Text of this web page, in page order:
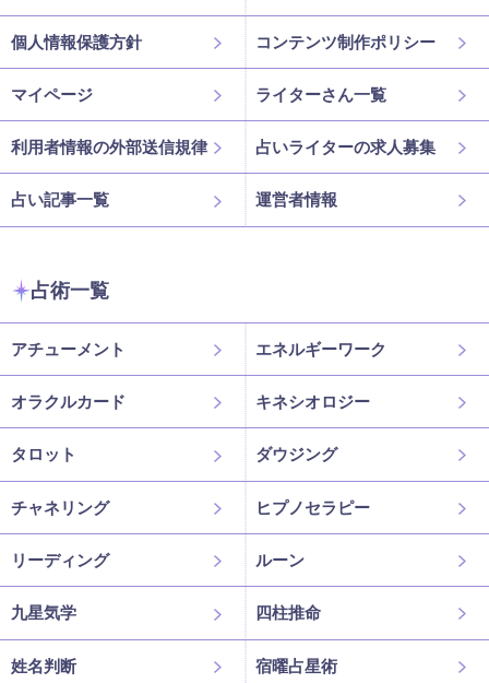
個人情報保護方針 コンテンツ制作ポリシー
マイページ ライターさん一覧
利用者情報の外部送信規律 占いライターの求人募集
占い記事一覧 運営者情報
占術一覧
アチューメント エネルギーワーク
オラクルカード キネシオロジー
タロット ダウジング
チャネリング ヒプノセラピー
リーディング ルーン
九星気学 四柱推命
姓名判断 宿曜占星術